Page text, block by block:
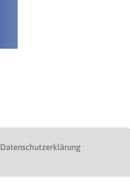
Datenschutzerklärung